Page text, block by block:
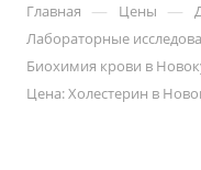
Главная — Цены —
Лабораторные
Биохимия крови в
Цена: Холестерин в